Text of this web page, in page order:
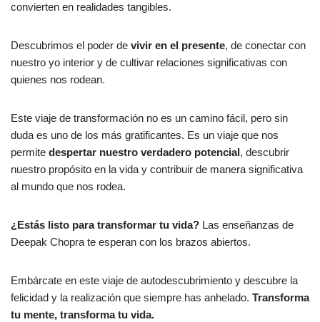
convierten en realidades tangibles.
Descubrimos el poder de vivir en el presente, de conectar con
nuestro yo interior y de cultivar relaciones significativas con
quienes nos rodean.
Este viaje de transformación no es un camino fácil, pero sin
duda es uno de los más gratificantes. Es un viaje que nos
permite despertar nuestro verdadero potencial, descubrir
nuestro propósito en la vida y contribuir de manera significativa
al mundo que nos rodea.
¿Estás listo para transformar tu vida? Las enseñanzas de
Deepak Chopra te esperan con los brazos abiertos.
Embárcate en este viaje de autodescubrimiento y descubre la
felicidad y la realización que siempre has anhelado. Transforma
tu mente, transforma tu vida.